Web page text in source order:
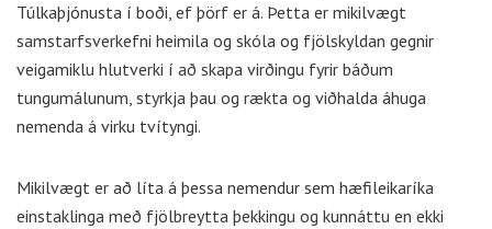
Túlkaþjónusta í boði, ef þörf er á. Þetta er mikilvægt
samstarfsverkefni heimila og skóla og fjölskyldan gegnir
veigamiklu hlutverki í að skapa virðingu fyrir báðum
tungumálunum, styrkja þau og rækta og viðhalda áhuga
nemenda á virku tvítyngi.
Mikilvægt er að líta á þessa nemendur sem hæfileikaríka
einstaklinga með fjölbreytta þekkingu og kunnáttu en ekki